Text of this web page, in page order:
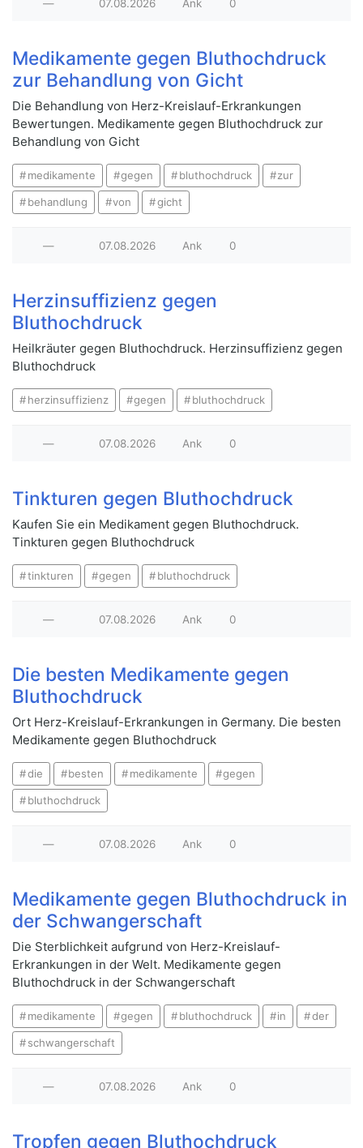
— 07.08.2026 Ank 0
Medikamente gegen Bluthochdruck
zur Behandlung von Gicht
Die Behandlung von Herz-Kreislauf-Erkrankungen
Bewertungen. Medikamente gegen Bluthochdruck zur
Behandlung von Gicht
medikamente gegen bluthochdruck zur
behandlung von gicht
— 07.08.2026 Ank 0
Herzinsuffizienz gegen
Bluthochdruck
Heilkräuter gegen Bluthochdruck. Herzinsuffizienz gegen
Bluthochdruck
herzinsuffizienz gegen bluthochdruck
— 07.08.2026 Ank 0
Tinkturen gegen Bluthochdruck
Kaufen Sie ein Medikament gegen Bluthochdruck.
Tinkturen gegen Bluthochdruck
tinkturen gegen bluthochdruck
— 07.08.2026 Ank 0
Die besten Medikamente gegen
Bluthochdruck
Ort Herz-Kreislauf-Erkrankungen in Germany. Die besten
Medikamente gegen Bluthochdruck
die besten medikamente gegen
bluthochdruck
— 07.08.2026 Ank 0
Medikamente gegen Bluthochdruck in
der Schwangerschaft
Die Sterblichkeit aufgrund von Herz-Kreislauf-
Erkrankungen in der Welt. Medikamente gegen
Bluthochdruck in der Schwangerschaft
medikamente gegen bluthochdruck in der
schwangerschaft
— 07.08.2026 Ank 0
Tropfen gegen Bluthochdruck